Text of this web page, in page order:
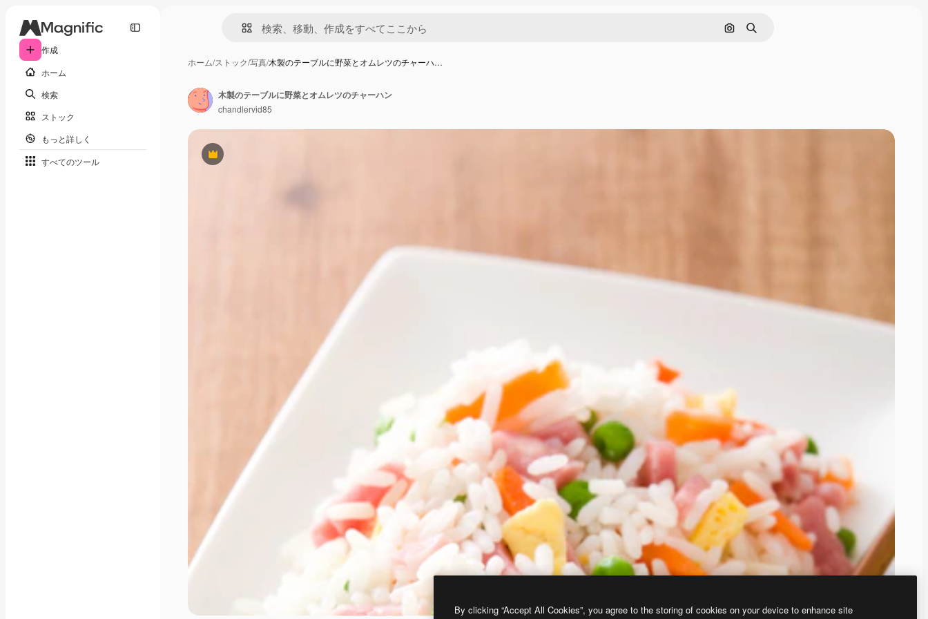
作成
ホーム
検索
ストック
もっと詳しく
すべてのツール
画像で検索
検索
ホーム/ストック/写真/木製のテーブルに野菜とオムレツのチャーハ…
Premium
木製のテーブルに野菜とオムレツのチャーハン
chandlervid85
By clicking “Accept All Cookies”, you agree to the storing of cookies on your device to enhance site